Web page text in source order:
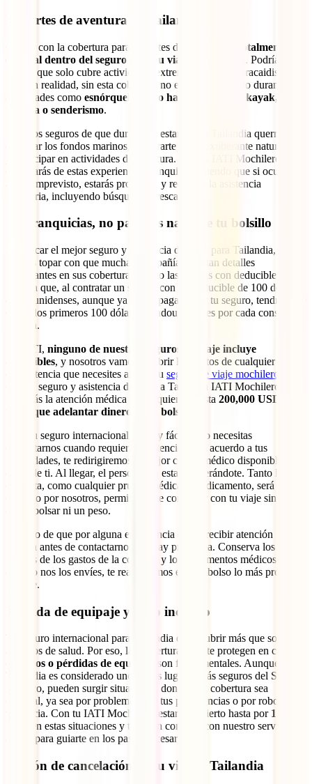
Deportes de aventura en Tailandia
Contar con la cobertura para deportes de aventura es
totalmente
esencial dentro del seguro para tu viaje a Tailandia
. Podrías
pensar que solo cubre actividades extremas como el paracaidismo,
pero en realidad, sin esta cobertura no estarías protegido durante
actividades como esnórquel, buceo hasta 40 metros, kayak,
tirolesa o senderismo.
Estamos seguros de que durante tu estancia en Tailandia querrás
explorar los fondos marinos, adentrarte en su exuberante naturaleza,
y participar en actividades de aventura. Con tu IATI Mochilero,
disfrutarás de estas experiencias tranquilo, sabiendo que si ocurre
algún imprevisto, estarás protegido y recibirás la asistencia
necesaria, incluyendo búsqueda y rescate.
Sin franquicias, no pagarás nada de tu bolsillo
Al buscar el mejor seguro y asistencia de viaje para Tailandia, te
puedes topar con que muchas compañías ocultan detalles
importantes en sus coberturas, como las pólizas con deducibles. Esto
implica que, al contratar un seguro con un deducible de 100 dólares
estadounidenses, aunque ya hayas pagado por tu seguro, tendrás que
cubrir los primeros 100 dólares estadounidenses por cada consulta
médica.
En IATI, ninguno de nuestros seguros de viaje incluye
deducibles, y nosotros vamos a cubrir los gastos de cualquier tipo
de asistencia que necesites al usar tu seguro de viaje mochileros
Con tu seguro y asistencia de viaje a Tailandia IATI Mochilero,
recibirás la atención médica que requieres, hasta 200,000 USD
tener que adelantar dinero de tu bolsillo
Usar tu seguro internacional es muy fácil. Solo necesitas
contactarnos cuando requieras asistencia, y de acuerdo a tus
necesidades, te redirigiremos al mejor centro médico disponible
cerca de ti. Al llegar, el personal ya estará esperándote. Tanto la
consulta, como cualquier prueba médica o medicamento, será
cubierto por nosotros, permitiéndote continuar con tu viaje sin
desembolsar ni un peso.
En caso de que por alguna emergencia debas recibir atención
médica antes de contactarnos, no hay problema. Conserva los
recibos de los gastos de la consulta y los documentos médicos, y
cuando nos los envíes, te realizaremos el reembolso lo más pronto
posible.
Pérdida de equipaje y robo incluido
Tu seguro internacional para Tailandia debe cubrir más que solo
aspectos de salud. Por eso, las coberturas que te protegen en casos
robos o pérdidas de equipaje
son fundamentales. Aunque
Tailandia es considerado uno de los lugares más seguros del Sudeste
Asiático, pueden surgir situaciones donde esta cobertura sea
esencial, ya sea por problemas con tus pertenencias o por robo con
violencia. Con tu IATI Mochilero, estarás cubierto hasta por 1,500
en estas situaciones y también contarás con nuestro servicio de
ayuda para guiarte en los pasos necesarios.
Opción de cancelación de tu viaje a Tailandia